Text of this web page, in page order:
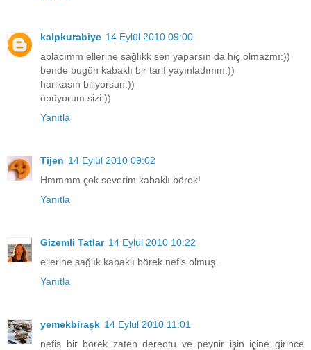
kalpkurabiye 14 Eylül 2010 09:00
ablacımm ellerine sağlıkk sen yaparsın da hiç olmazmı:))
bende bugün kabaklı bir tarif yayınladımm:))
harikasın biliyorsun:))
öpüyorum sizi:))
Yanıtla
Tijen 14 Eylül 2010 09:02
Hmmmm çok severim kabaklı börek!
Yanıtla
Gizemli Tatlar 14 Eylül 2010 10:22
ellerine sağlık kabaklı börek nefis olmuş.
Yanıtla
yemekbiraşk 14 Eylül 2010 11:01
nefis bir börek zaten dereotu ve peynir işin içine girince